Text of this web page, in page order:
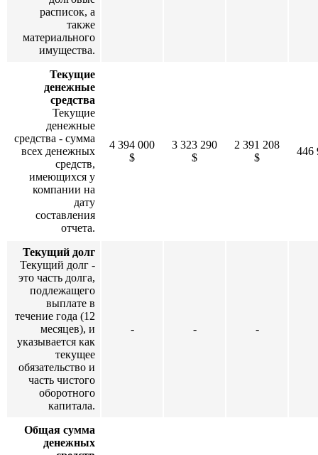
расписок, а
также
материального
имущества.
Текущие
денежные
средства
Текущие
денежные
средства - сумма
всех денежных
средств,
имеющихся у
компании на
дату
составления
отчета.
4 394 000
$
3 323 290
$
2 391 208
$
446
Текущий долг
Текущий долг -
это часть долга,
подлежащего
выплате в
течение года (12
месяцев), и
указывается как
текущее
обязательство и
часть чистого
оборотного
капитала.
- - -
Общая сумма
денежных